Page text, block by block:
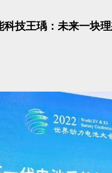
科技王瑀：未来一块